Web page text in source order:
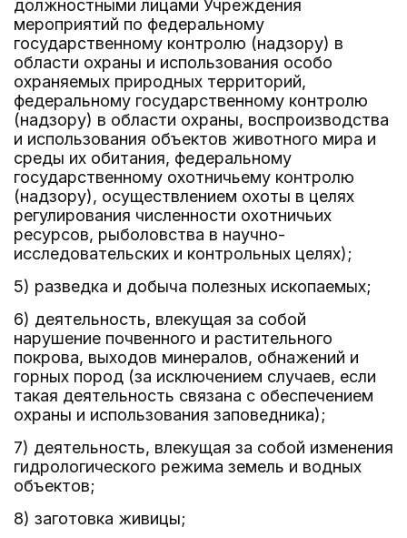
должностными лицами Учреждения
мероприятий по федеральному
государственному контролю (надзору) в
области охраны и использования особо
охраняемых природных территорий,
федеральному государственному контролю
(надзору) в области охраны, воспроизводства
и использования объектов животного мира и
среды их обитания, федеральному
государственному охотничьему контролю
(надзору), осуществлением охоты в целях
регулирования численности охотничьих
ресурсов, рыболовства в научно-
исследовательских и контрольных целях);
5) разведка и добыча полезных ископаемых;
6) деятельность, влекущая за собой
нарушение почвенного и растительного
покрова, выходов минералов, обнажений и
горных пород (за исключением случаев, если
такая деятельность связана с обеспечением
охраны и использования заповедника);
7) деятельность, влекущая за собой изменения
гидрологического режима земель и водных
объектов;
8) заготовка живицы;